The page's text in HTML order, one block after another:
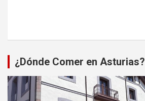
¿Dónde Comer en Asturias?